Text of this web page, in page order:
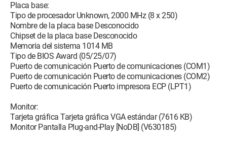
Placa base:
Tipo de procesador Unknown, 2000 MHz (8 x 250)
Nombre de la placa base Desconocido
Chipset de la placa base Desconocido
Memoria del sistema 1014 MB
Tipo de BIOS Award (05/25/07)
Puerto de comunicación Puerto de comunicaciones (COM1)
Puerto de comunicación Puerto de comunicaciones (COM2)
Puerto de comunicación Puerto impresora ECP (LPT1)
Monitor:
Tarjeta gráfica Tarjeta gráfica VGA estándar (7616 KB)
Monitor Pantalla Plug-and-Play [NoDB] (V630185)